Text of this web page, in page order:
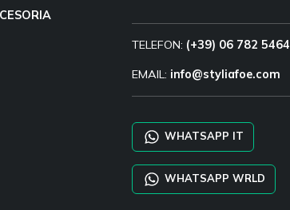
TELEFON: (+39) 06 782 5464
EMAIL: info@styliafoe.com
WHATSAPP IT
WHATSAPP WRLD